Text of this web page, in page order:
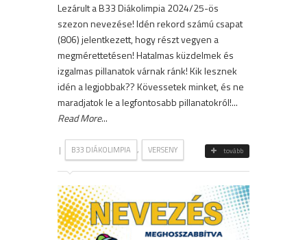
Lezárult a B33 Diákolimpia 2024/25-ös
szezon nevezése! Idén rekord számú csapat
(806) jelentkezett, hogy részt vegyen a
megmérettetésen! Hatalmas küzdelmek és
izgalmas pillanatok várnak ránk! Kik lesznek
idén a legjobbak?? Kövessetek minket, és ne
maradjatok le a legfontosabb pillanatokról!...
Read More...
| B33 DIÁKOLIMPIA , VERSENY tovább